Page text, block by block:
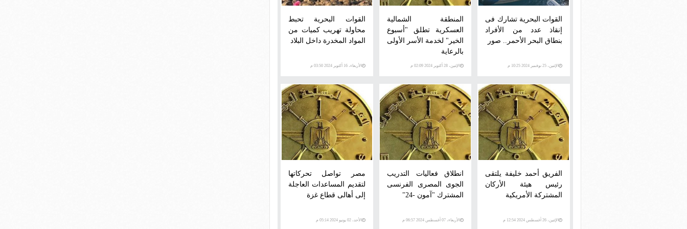
القوات البحرية تشارك فى
إنقاذ عدد من الأفراد
بنطاق البحر الأحمر.. صور
الإثنين، 25 نوفمبر 2024 10:25 م
المنطقة الشمالية
العسكرية تطلق "أسبوع
الخير" لخدمة الأسر الأولى
بالرعاية
الإثنين، 28 أكتوبر 2024 02:09 م
القوات البحرية تحبط
محاولة تهريب كميات من
المواد المخدرة داخل البلاد
الأربعاء، 16 أكتوبر 2024 03:50 م
الفريق أحمد خليفة يلتقى
رئيس هيئة الأركان
المشتركة الأمريكية
الإثنين، 26 أغسطس 2024 12:54 م
انطلاق فعاليات التدريب
الجوى المصرى الفرنسى
المشترك "آمون -24"
الأربعاء، 07 أغسطس 2024 06:57 م
مصر تواصل تحركاتها
لتقديم المساعدات العاجلة
إلى أهالى قطاع غزة
الأحد، 02 يونيو 2024 05:14 م